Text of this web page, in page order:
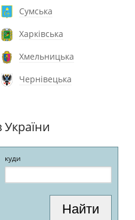
Сумська
Харківська
Хмельницька
Чернівецька
України
куди